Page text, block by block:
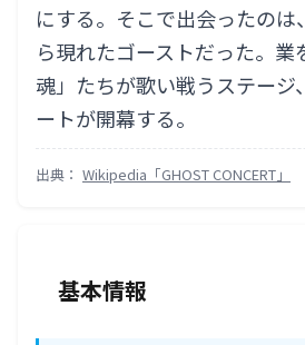
にする。そこで出会ったの
ら現れたゴーストだった。業
魂」たちが歌い戦うステージ
ートが開幕する。
出典： Wikipedia「GHOST CONCERT」
基本情報